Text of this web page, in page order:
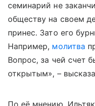
семинарий не
обществу на своем
принес. Зато его
Например, молитва
Вопрос, за чей счет
открытым», –
По её мнению,